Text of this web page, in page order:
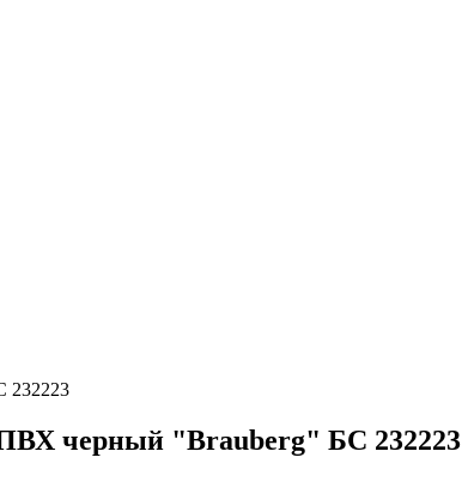
232223
черный "Brauberg" БС 232223